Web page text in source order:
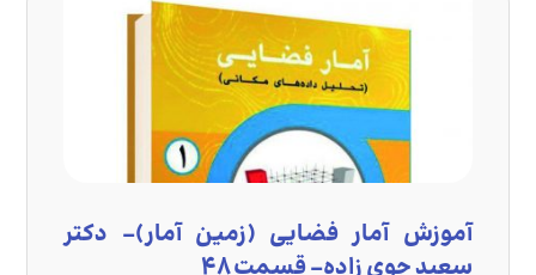
آموزش آمار فضایی (زمین آمار)- دکتر